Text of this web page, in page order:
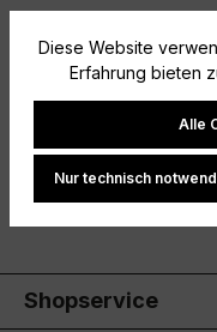
Bewertungen
Shopservice
Diese Website
Erfahrung bieten
Cookie- Alle
Nur technisch